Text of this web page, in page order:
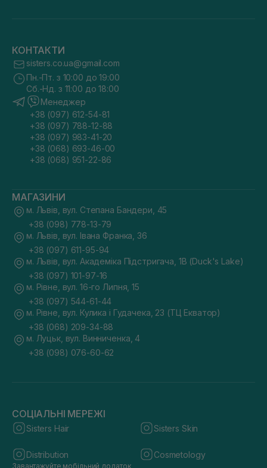
КОНТАКТИ
sisters.co.ua@gmail.com
Пн.-Пт. з 10:00 до 19:00
Сб.-Нд. з 11:00 до 18:00
Менеджер
+38 (097) 612-54-81
+38 (097) 788-12-88
+38 (097) 983-41-20
+38 (068) 693-46-00
+38 (068) 951-22-86
МАГАЗИНИ
м. Львів, вул. Степана Бандери, 45
+38 (098) 778-13-79
м. Львів, вул. Івана Франка, 36
+38 (097) 611-95-94
м. Львів, вул. Академіка Підстригача, 1В (Duck's Lake)
+38 (097) 101-97-16
м. Рівне, вул. 16-го Липня, 15
+38 (097) 544-61-44
м. Рівне, вул. Кулика і Гудачека, 23 (ТЦ Екватор)
+38 (068) 209-34-88
м. Луцьк, вул. Винниченка, 4
+38 (098) 076-60-62
СОЦІАЛЬНІ МЕРЕЖІ
Sisters Hair Sisters Skin
Distribution Cosmetology
Завантажуйте мобільний додаток